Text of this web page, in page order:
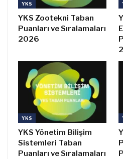
YKS
YKS Zootekni Taban
Puanları ve Sıralamaları
2026
YKS
YKS Yönetim Bilişim
Sistemleri Taban
Puanları ve Sıralamaları